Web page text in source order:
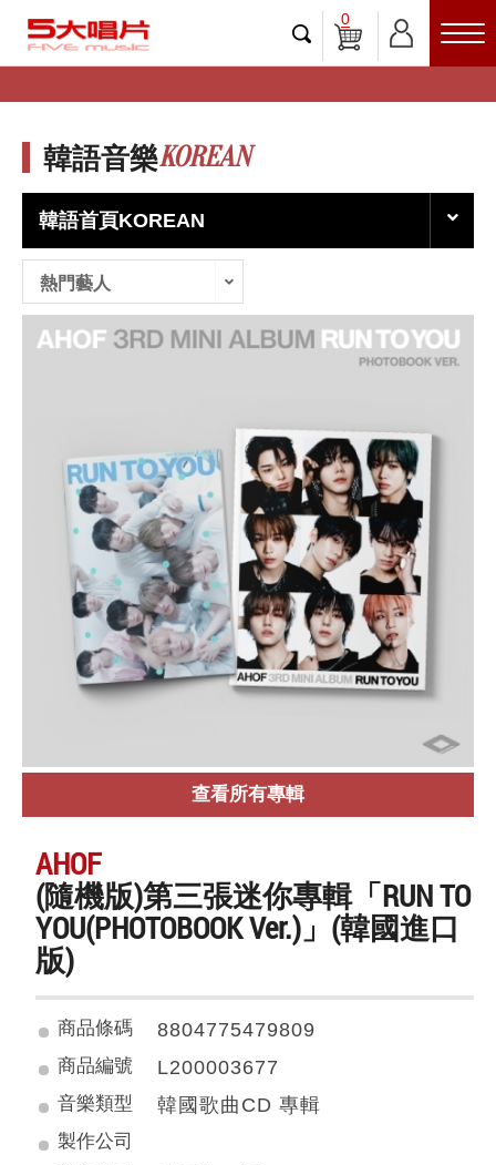
0
韓語音樂KOREAN
韓語首頁KOREAN
熱門藝人
查看所有專輯
AHOF
(隨機版)第三張迷你專輯「RUN TO
YOU(PHOTOBOOK Ver.)」(韓國進口
版)
商品條碼 8804775479809
商品編號 L200003677
音樂類型 韓國歌曲CD 專輯
製作公司